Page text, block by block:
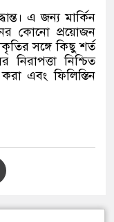
এ জন্য মার্কিন
কোনো প্রয়োজন
সঙ্গে কিছু শর্ত
নিশ্চিত
এবং ফিলিস্তিন